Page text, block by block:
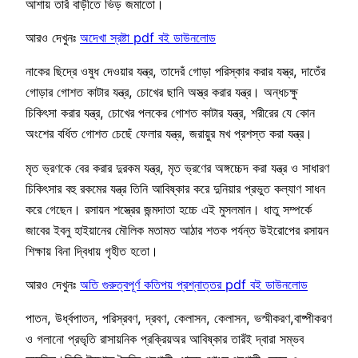
আশায় তারঁ বাড়ীতে ভিড় জমাতো।
আরও দেখুনঃ অদেখা স্রষ্টা pdf বই ডাউনলোড
নাকের ছিদ্রে ওষুধ দেওয়ার যন্ত্র, তাদেরঁ গোড়া পরিস্কার করার যস্ত্র, দাতেঁর
গোড়ার গোশত কাটার যন্ত্র, চোখের ছানি অস্ত্র করার যন্ত্র। অন্ধচক্ষু
চিকিৎসা করার যন্ত্র, চোখের পলকের গোশত কাটার যন্ত্র, শরীরের যে কোন
অংশের বর্ধিত গোশত চেছেঁ ফেলার যন্ত্র, জরায়ুর মখ প্রশস্ত করা যন্ত্র।
মৃত ভ্রণকে বের করার দুরকম যন্ত্র, মৃত ভ্রণের অঙ্গচ্চেদ করা যন্ত্র ও সাধারণ
চিকিৎসার বহু রকমের যন্ত্র তিনি আবিষ্কার করে দুনিয়ার প্রভুত কল্যাণ সাধন
করে গেছেন। রসায়ন শস্ত্রের জন্মদাতা হচ্চে এই মুসলমান। ধাতু সম্পর্কে
জাবের ইবনু হাইয়ানের মৌলিক মতামত আঠার শতক পর্যন্ত উইরোপের রসায়ন
শিক্ষায় বিনা দ্বিধায় গৃহীত হতো।
আরও দেখুনঃ অতি গুরুত্বপূর্ণ কতিপয় প্রশ্নাত্তর pdf বই ডাউনলোড
পাতন, উর্ধ্বপাতন, পরিস্রবণ, দ্রবণ, কেলাসন, কেলাসন, ভস্মীকরণ,বাষ্পীকরণ
ও গলানো প্রভৃতি রাসায়নিক প্রক্রিয়অর আবিষ্কার তারঁই দ্বারা সম্ভব